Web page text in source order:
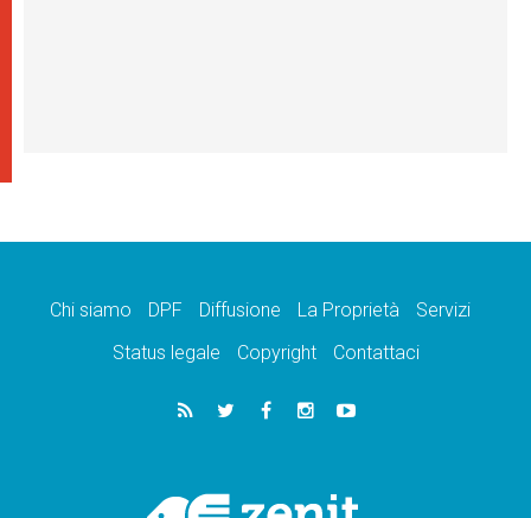
Chi siamo DPF Diffusione La Proprietà
Servizi
Status legale
Copyright Contattaci